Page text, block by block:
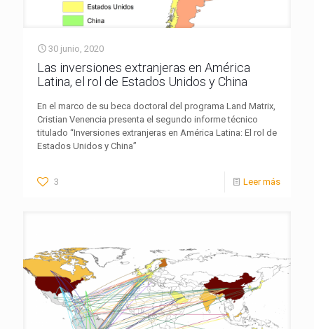
30 junio, 2020
Las inversiones extranjeras en América
Latina, el rol de Estados Unidos y China
En el marco de su beca doctoral del programa Land Matrix,
Cristian Venencia presenta el segundo informe técnico
titulado “Inversiones extranjeras en América Latina: El rol de
Estados Unidos y China”
3 Leer más